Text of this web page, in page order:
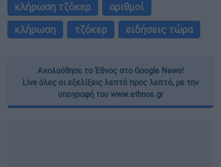
κλήρωση τζόκερ
αριθμοί
κλήρωση
τζόκερ ειδήσεις τώρα
Ακολούθησε το Έθνος στο Google News!
Live όλες οι εξελίξεις λεπτό προς λεπτό, με την
υπογραφή του www.ethnos.gr